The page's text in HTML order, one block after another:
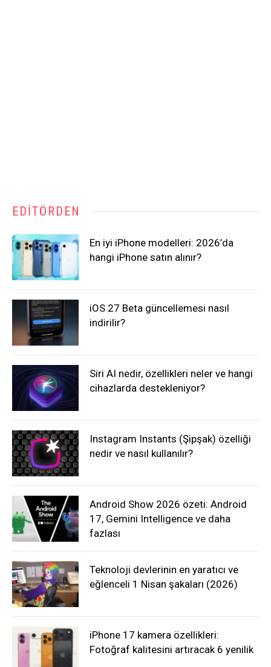
EDITÖRDEN
En iyi iPhone modelleri: 2026’da
hangi iPhone satın alınır?
iOS 27 Beta güncellemesi nasıl
indirilir?
Siri AI nedir, özellikleri neler ve hangi
cihazlarda destekleniyor?
Instagram Instants (Şipşak) özelliği
nedir ve nasıl kullanılır?
Android Show 2026 özeti: Android
17, Gemini Intelligence ve daha
fazlası
Teknoloji devlerinin en yaratıcı ve
eğlenceli 1 Nisan şakaları (2026)
iPhone 17 kamera özellikleri:
Fotoğraf kalitesini artıracak 6 yenilik